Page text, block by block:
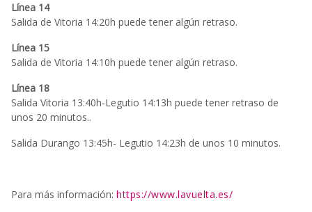
Línea 14
Salida de Vitoria 14:20h puede tener algún retraso.
Línea 15
Salida de Vitoria 14:10h puede tener algún retraso.
Línea 18
Salida Vitoria 13:40h-Legutio 14:13h puede tener retraso de
unos 20 minutos..
Salida Durango 13:45h- Legutio 14:23h de unos 10 minutos.
Para más información: https://www.lavuelta.es/